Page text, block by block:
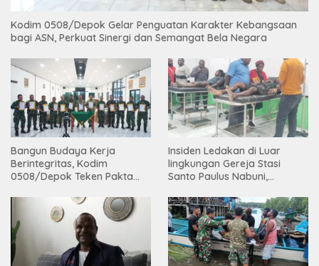
Kodim 0508/Depok Gelar Penguatan Karakter Kebangsaan
bagi ASN, Perkuat Sinergi dan Semangat Bela Negara
Bangun Budaya Kerja
Berintegritas, Kodim
0508/Depok Teken Pakta
Insiden Ledakan di Luar
lingkungan Gereja Stasi
Santo Paulus Nabuni,